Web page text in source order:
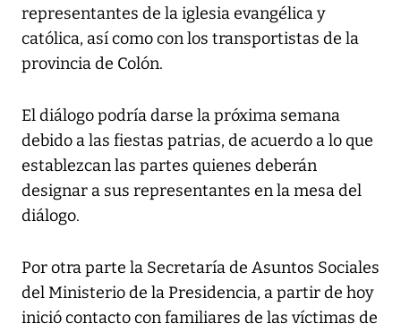
representantes de la iglesia evangélica y
católica, así como con los transportistas de la
provincia de Colón.
El diálogo podría darse la próxima semana
debido a las fiestas patrias, de acuerdo a lo que
establezcan las partes quienes deberán
designar a sus representantes en la mesa del
diálogo.
Por otra parte la Secretaría de Asuntos Sociales
del Ministerio de la Presidencia, a partir de hoy
inició contacto con familiares de las víctimas de